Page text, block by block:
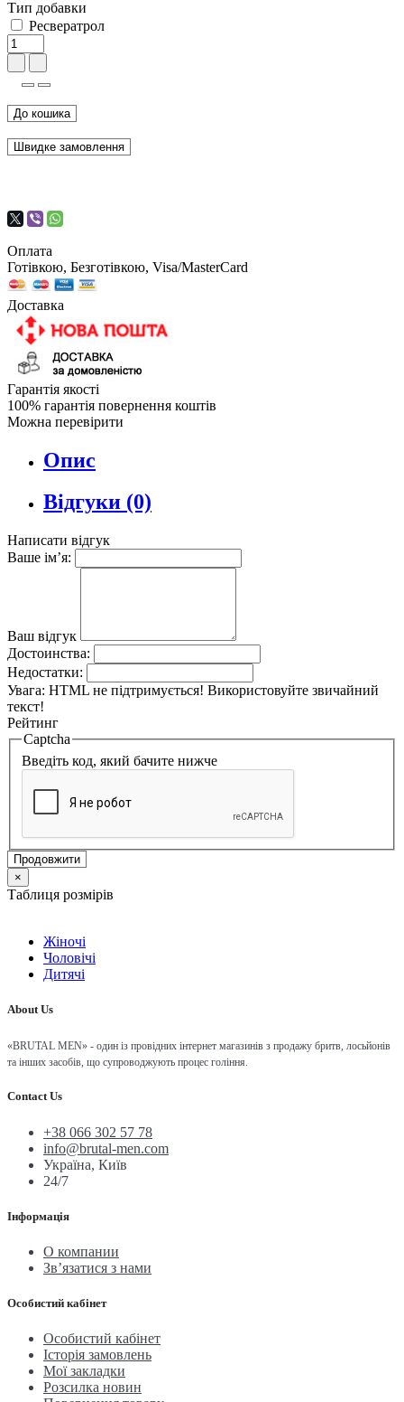
Тип добавки
Ресвератрол
До кошика
Швидке замовлення
Оплата
Готівкою, Безготівкою, Visa/MasterCard
Доставка
Гарантія якості
100% гарантія повернення коштів
Можна перевірити
Опис
Відгуки (0)
Написати відгук
Ваше ім’я:
Ваш відгук
Достоинства:
Недостатки:
Увага: HTML не підтримується! Використовуйте звичайний
текст!
Рейтинг
Captcha
Введіть код, який бачите нижче
Продовжити
×
Таблиця розмірів
Жіночі
Чоловічі
Дитячі
About Us
«BRUTAL MEN» - один із провідних інтернет магазинів з продажу бритв, лосьйонів
та інших засобів, що супроводжують процес гоління.
Contact Us
+38 066 302 57 78
info@brutal-men.com
Україна, Київ
24/7
Інформація
О компании
Зв’язатися з нами
Особистий кабінет
Особистий кабінет
Історія замовлень
Мої закладки
Розсилка новин